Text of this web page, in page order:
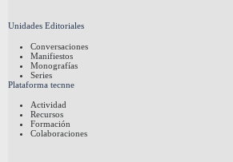
Unidades Editoriales
Conversaciones
Manifiestos
Monografías
Series
Plataforma tecnne
Actividad
Recursos
Formación
Colaboraciones